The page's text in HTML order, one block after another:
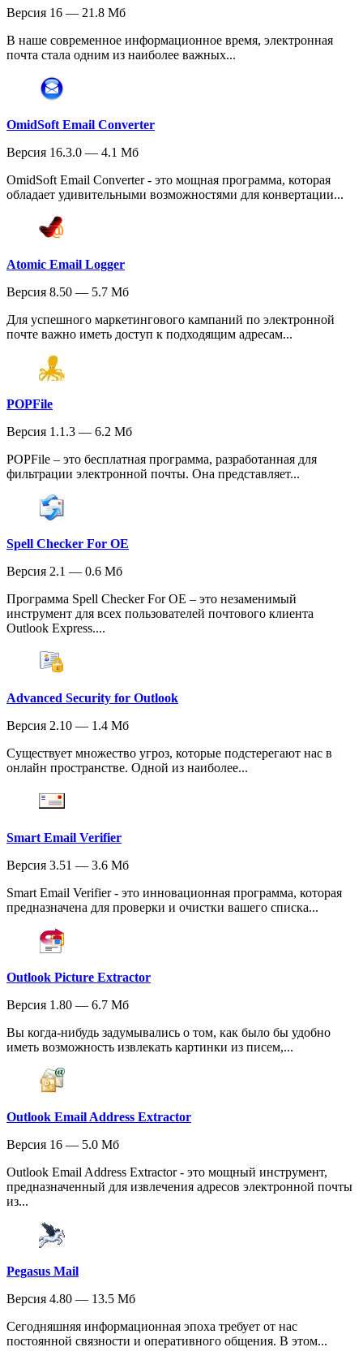
Версия 16 — 21.8 Мб
В наше современное информационное время, электронная
почта стала одним из наиболее важных...
OmidSoft Email Converter
Версия 16.3.0 — 4.1 Мб
OmidSoft Email Converter - это мощная программа, которая
обладает удивительными возможностями для конвертации...
Atomic Email Logger
Версия 8.50 — 5.7 Мб
Для успешного маркетингового кампаний по электронной
почте важно иметь доступ к подходящим адресам...
POPFile
Версия 1.1.3 — 6.2 Мб
POPFile – это бесплатная программа, разработанная для
фильтрации электронной почты. Она представляет...
Spell Checker For OE
Версия 2.1 — 0.6 Мб
Программа Spell Checker For OE – это незаменимый
инструмент для всех пользователей почтового клиента
Outlook Express....
Advanced Security for Outlook
Версия 2.10 — 1.4 Мб
Существует множество угроз, которые подстерегают нас в
онлайн пространстве. Одной из наиболее...
Smart Email Verifier
Версия 3.51 — 3.6 Мб
Smart Email Verifier - это инновационная программа, которая
предназначена для проверки и очистки вашего списка...
Outlook Picture Extractor
Версия 1.80 — 6.7 Мб
Вы когда-нибудь задумывались о том, как было бы удобно
иметь возможность извлекать картинки из писем,...
Outlook Email Address Extractor
Версия 16 — 5.0 Мб
Outlook Email Address Extractor - это мощный инструмент,
предназначенный для извлечения адресов электронной почты
из...
Pegasus Mail
Версия 4.80 — 13.5 Мб
Сегодняшняя информационная эпоха требует от нас
постоянной связности и оперативного общения. В этом...